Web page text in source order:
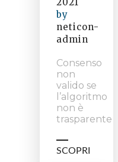
by
neticon-
admin
Consenso
non
valido se
l’algoritmo
non è
trasparente
SCOPRI